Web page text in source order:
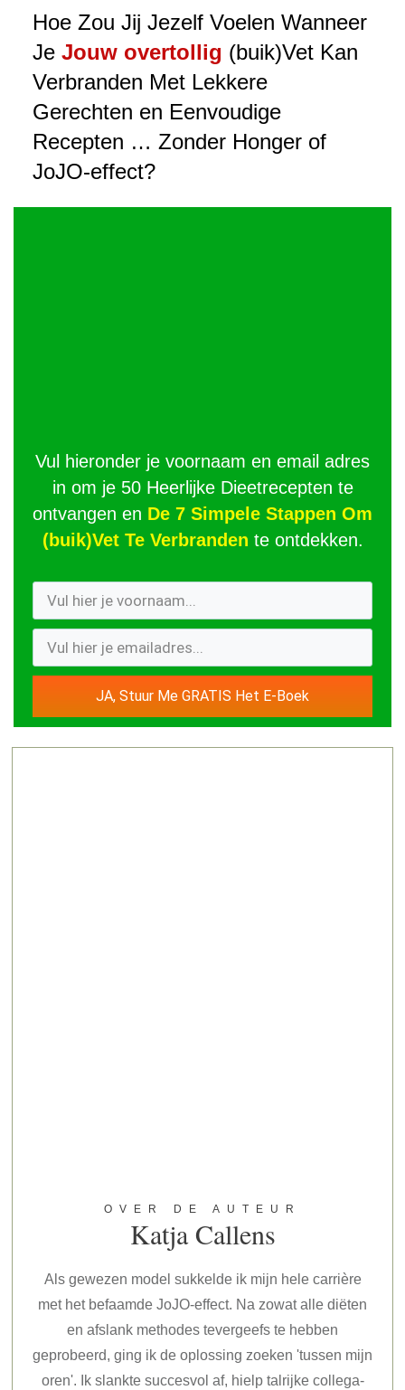
Hoe Zou Jij Jezelf Voelen Wanneer
Je Jouw overtollig (buik)Vet Kan
Verbranden Met Lekkere
Gerechten en Eenvoudige
Recepten … Zonder Honger of
JoJO-effect?
Vul hieronder je voornaam en email adres
in om je 50 Heerlijke Dieetrecepten te
ontvangen en De 7 Simpele Stappen Om
(buik)Vet Te Verbranden te ontdekken.
JA, Stuur Me GRATIS Het E-Boek
OVER DE AUTEUR
Katja Callens
Als gewezen model sukkelde ik mijn hele carrière
met het befaamde JoJO-effect. Na zowat alle diëten
en afslank methodes tevergeefs te hebben
geprobeerd, ging ik de oplossing zoeken 'tussen mijn
oren'. Ik slankte succesvol af, hielp talrijke collega-